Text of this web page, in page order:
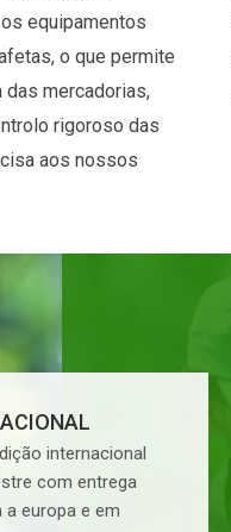
equipamentos
o que permite
das mercadorias,
rigoroso das
aos nossos
internacional
com entrega
a europa e em